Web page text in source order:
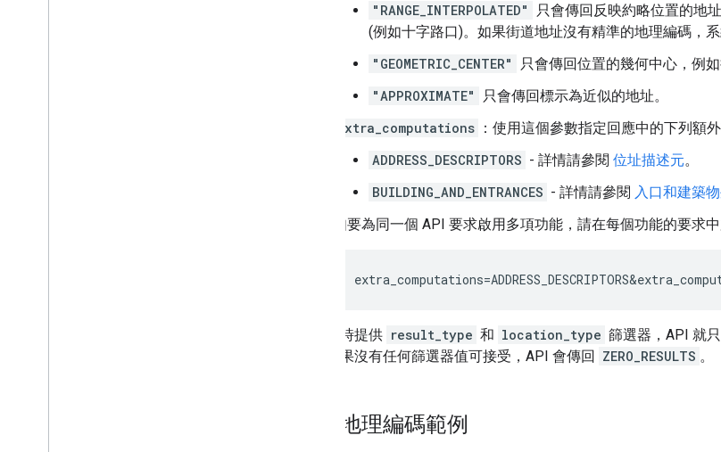
"RANGE_INTERPOLATED"
只會傳回反映約略位置的地
(例如十字路口)。如果街道地址沒有精準的地理編碼，
"GEOMETRIC_CENTER"
只會傳回位置的幾何中心，例
"APPROXIMATE"
只會傳回標示為近似的地址。
extra_computations ：使用這個參數指定回應中的下列額外
ADDRESS_DESCRIPTORS - 詳情請參閱 位址描述元。
BUILDING_AND_ENTRANCES - 詳情請參閱 入口和建築
如要為同一個 API 要求啟用多項功能，請在每個功能的要求
如果同時提供 result_type 和 location_type 篩選器，API 就
果。如果沒有任何篩選器值可接受，API 會傳回 ZERO_RESULTS 。
反向地理編碼範例